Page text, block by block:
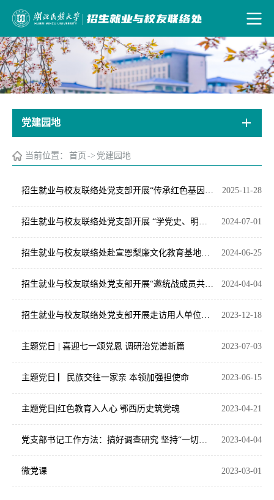
党建园地
当前位置： 首页 -> 党建园地
2025-11-28
招生就业与校友联络处党支部开展“传承红色基因、砥砺初心使命”特色实践活动
2024-07-01
招生就业与校友联络处党支部开展 “学党史、明党纪” 7月组织生活
2024-06-25
招生就业与校友联络处赴宣恩梨廉文化教育基地开展现场教学
2024-04-04
招生就业与校友联络处党支部开展“邀统战成员共赴红色之旅”活动
2023-12-18
招生就业与校友联络处党支部开展走访用人单位党日特色实践活动
2023-07-03
主题党日 | 喜迎七一颂党恩 调研治党谱新篇
2023-06-15
主题党日 ▏民族交往一家亲 本领加强担使命
2023-04-21
主题党日|红色教育入人心 鄂西历史筑党魂
2023-04-04
党支部书记工作方法：搞好调查研究 坚持“一切从实际出发”
2023-03-01
微党课